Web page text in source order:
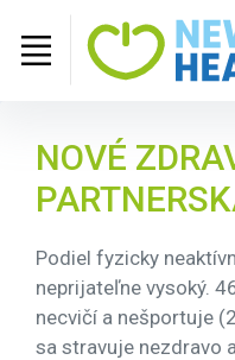
NOVÉ
Podiel fyzicky
neprijateľne vysoký.
necvičí a nešportuje
sa stravuje nezdravo